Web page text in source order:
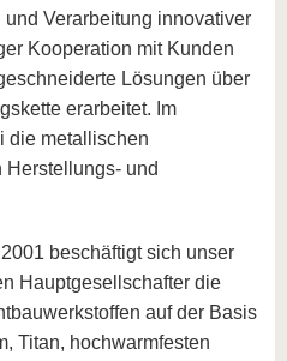
Verarbeitung innovativer
Kooperation mit Kunden
Lösungen über
erarbeitet. Im
die metallischen
Herstellungs- und
beschäftigt sich unser
Hauptgesellschafter die
auf der Basis
Titan, hochwarmfesten